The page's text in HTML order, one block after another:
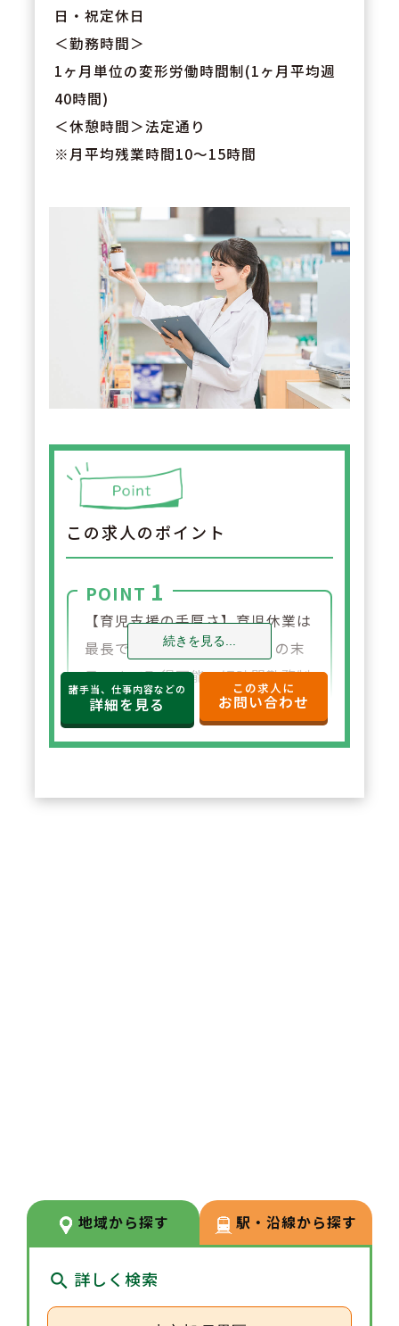
日・祝定休日
＜勤務時間＞
1ヶ月単位の変形労働時間制(1ヶ月平均週
40時間)
＜休憩時間＞法定通り
※月平均残業時間10～15時間
この求人のポイント
POINT 1
【育児支援の手厚さ】育児休業は
最長で「子が3歳に達する月の末
日」まで取得可能。短時間勤務制
度は「小学校3年生まで」利用で
きるなど、長期間にわたって育児
を後押し】入社日から有給付与、
特別休暇も多数あり、有給連続取
得や失効分の積立も可能で、長期
続きを見る...
諸手当、仕事内容などの
詳細を見る
この求人に
お問い合わせ
地域から探す 駅・沿線から探す
詳しく検索